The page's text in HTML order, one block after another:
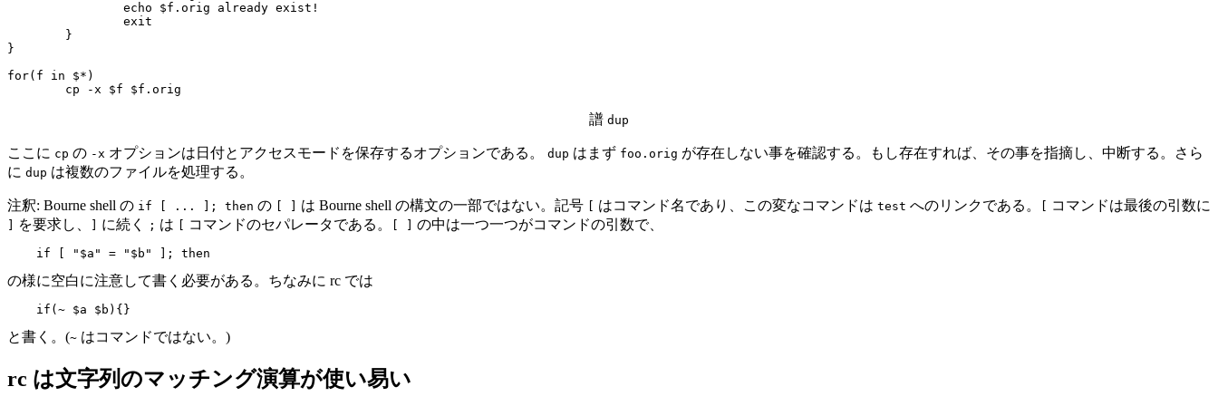
}
for(f in $*)
譜 dup
ここに cp の -x オプションは日付とアクセスモードを保存するオプションである。 dup はまず foo.orig が存在しない事を確認する。もし存在すれば、その事を指摘し、中断する。さら
に dup は複数のファイルを処理する。
注釈: Bourne shell の if [ ... ]; then の [ ] は Bourne shell の構文の一部ではない。記号 [ はコマンド名であり、この変なコマンドは test へのリンクである。 [ コマンドは最後の引数に
] を要求し、 ] に続く ; は [ コマンドのセパレータである。 [ ] の中は一つ一つがコマンドの引数で、
の様に空白に注意して書く必要がある。ちなみに rc では
と書く。(~ はコマンドではない。)
rc は文字列のマッチング演算が使い易い